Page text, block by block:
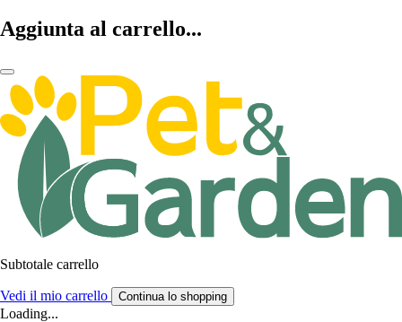
Aggiunta al carrello...
Subtotale carrello
Vedi il mio carrello Continua lo shopping
Loading...